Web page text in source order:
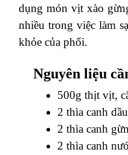
dụng món vịt xào
nhiều trong việc làm
khỏe của phổi.
Nguyên liệu
500g thịt vịt,
2 thìa canh
2 thìa canh
2 thìa canh